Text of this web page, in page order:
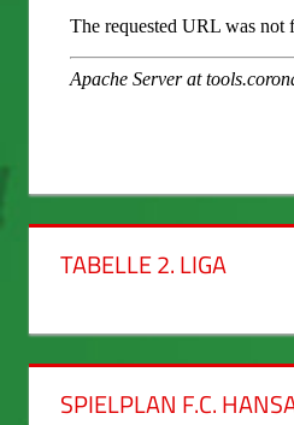
TABELLE 2. LIGA
SPIELPLAN F.C.